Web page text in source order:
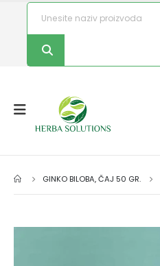
GINKO BILOBA, ČAJ 50 GR.